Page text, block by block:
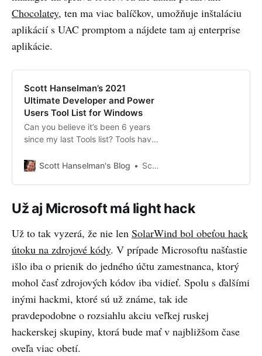
Chocolatey, ten ma viac balíčkov, umožňuje inštaláciu
aplikácií s UAC promptom a nájdete tam aj enterprise
aplikácie.
Scott Hanselman’s 2021
Ultimate Developer and Power
Users Tool List for Windows
Can you believe it’s been 6 years
since my last Tools list? Tools have
Scott Hanselman's Blog
Scott Hanselman
Už aj Microsoft má light hack
Už to tak vyzerá, že nie len SolarWind bol obeťou hack
útoku na zdrojové kódy. V prípade Microsoftu našťastie
išlo iba o prienik do jedného účtu zamestnanca, ktorý
mohol časť zdrojových kódov iba vidieť. Spolu s ďalšími
inými hackmi, ktoré sú už známe, tak ide
pravdepodobne o rozsiahlu akciu veľkej ruskej
hackerskej skupiny, ktorá bude mať v najbližšom čase
oveľa viac obetí.